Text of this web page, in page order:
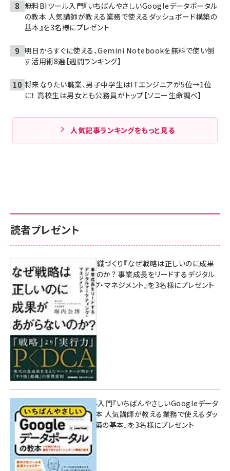
無料BIツール入門『いちばんやさしいGoogleデータポータル
の教本 人気講師が教える業務で使えるダッシュボード構築の
基本』を3名様にプレゼント
明日からすぐに使える、Gemini Notebookを無料で使い倒
す活用術8選【週間ランキング】
将来なりたい職業、男子中学生はITエンジニアが5位→1位
に！ 高校生は男女とも公務員がトップ【ソニー生命調べ】
人気記事ランキングをもっと見る
読者プレゼント
成果を生む組織づくり『なぜ戦略は正しいのに成果
があがらないのか？ 事業成長をリードするデジタル
マーケティング・マネジメント』を3名様にプレゼント
10:00
無料BIツール入門『いちばんやさしいGoogleデータ
ポータルの教本 人気講師が教える業務で使えるダッ
シュボード構築の基本』を3名様にプレゼント
7月31日 10:00